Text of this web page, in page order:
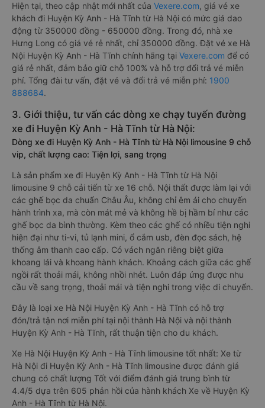
Hiện tại, theo cập nhật mới nhất của Vexere.com, giá vé xe
khách đi Huyện Kỳ Anh - Hà Tĩnh từ Hà Nội có mức giá dao
động từ 350000 đồng - 650000 đồng. Trong đó, nhà xe
Hưng Long có giá vé rẻ nhất, chỉ 350000 đồng. Đặt vé xe Hà
Nội Huyện Kỳ Anh - Hà Tĩnh chính hãng tại Vexere.com để có
giá rẻ nhất, đảm bảo giữ chỗ 100% và hỗ trợ đổi trả vé miễn
phí. Tổng đài tư vấn, đặt vé và đổi trả vé miễn phí: 1900
888684.
3. Giới thiệu, tư vấn các dòng xe chạy tuyến đường
xe đi Huyện Kỳ Anh - Hà Tĩnh từ Hà Nội:
Dòng xe đi Huyện Kỳ Anh - Hà Tĩnh từ Hà Nội limousine 9 chỗ
vip, chất lượng cao: Tiện lợi, sang trọng
Là sản phẩm xe đi Huyện Kỳ Anh - Hà Tĩnh từ Hà Nội
limousine 9 chỗ cải tiến từ xe 16 chỗ. Nội thất được làm lại với
các ghế bọc da chuẩn Châu Âu, không chỉ êm ái cho chuyến
hành trình xa, mà còn mát mẻ và không hề bị hầm bí như các
ghế bọc da bình thường. Kèm theo các ghế có nhiều tiện nghi
hiện đại như ti-vi, tủ lạnh mini, ổ cắm usb, đèn đọc sách, hệ
thống âm thanh cao cấp. Có vách ngăn riêng biệt giữa
khoang lái và khoang hành khách. Khoảng cách giữa các ghế
ngồi rất thoải mái, không nhồi nhét. Luôn đáp ứng được nhu
cầu về sang trọng, thoải mái và tiện nghi trong việc di chuyển.
Đây là loại xe Hà Nội Huyện Kỳ Anh - Hà Tĩnh có hỗ trợ
đón/trả tận nơi miễn phí tại nội thành Hà Nội và nội thành
Huyện Kỳ Anh - Hà Tĩnh, rất thuận tiện cho du khách.
Xe Hà Nội Huyện Kỳ Anh - Hà Tĩnh limousine tốt nhất: Xe từ
Hà Nội đi Huyện Kỳ Anh - Hà Tĩnh limousine được đánh giá
chung có chất lượng Tốt với điểm đánh giá trung bình từ
4.4/5 dựa trên 605 phản hồi của hành khách Xe về Huyện Kỳ
Anh - Hà Tĩnh từ Hà Nội.